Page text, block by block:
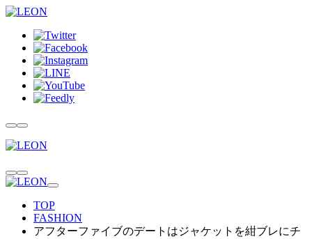
TOP
FASHION
アフターファイブのデートはジャケットを紺ブレにチ